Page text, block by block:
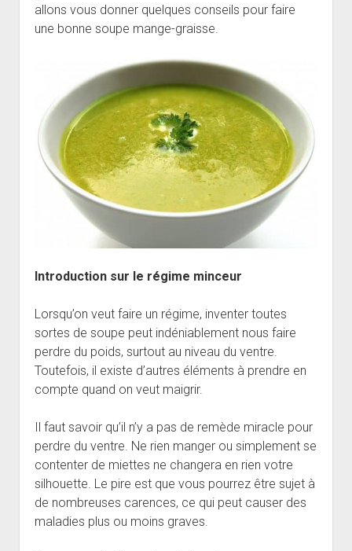
allons vous donner quelques conseils pour faire
une bonne soupe mange-graisse.
Introduction sur le régime minceur
Lorsqu’on veut faire un régime, inventer toutes
sortes de soupe peut indéniablement nous faire
perdre du poids, surtout au niveau du ventre.
Toutefois, il existe d’autres éléments à prendre en
compte quand on veut maigrir.
Il faut savoir qu’il n’y a pas de remède miracle pour
perdre du ventre. Ne rien manger ou simplement se
contenter de miettes ne changera en rien votre
silhouette. Le pire est que vous pourrez être sujet à
de nombreuses carences, ce qui peut causer des
maladies plus ou moins graves.